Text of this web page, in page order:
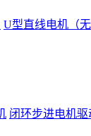
U型直线电机（
闭环步进电机驱